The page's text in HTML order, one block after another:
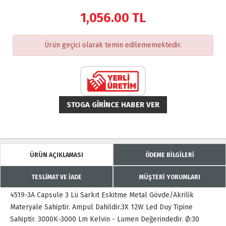
1,056.00 TL
Ürün geçici olarak temin edilememektedir.
STOGA GIRINCE HABER VER
ÜRÜN AÇIKLAMASI ÖDEME BİLGİLERİ
TESLİMAT VE İADE MÜŞTERİ YORUMLARI
4519-3A Capsule 3 Lü Sarkıt Eskitme Metal Gövde/Akrilik
Materyale Sahiptir. Ampul Dahildir.3X 12W Led Duy Tipine
Sahiptir. 3000K-3000 Lm Kelvin - Lumen Değerindedir. Ø:30